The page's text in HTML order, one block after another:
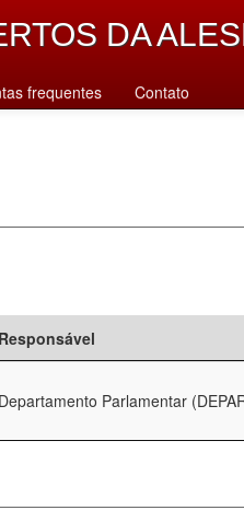
DA
frequentes Contato
Responsável
Departamento Parlamentar